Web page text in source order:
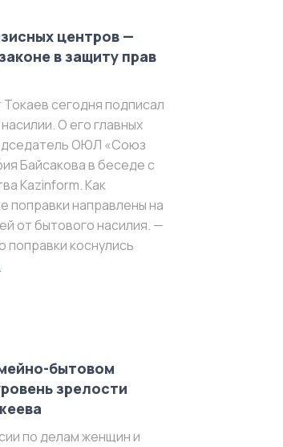
центров —
в защиту прав
сегодня подписал
О его главных
ОЮЛ «Союз
Байсакова в беседе с
Kazinform. Как
поправки направлены на
от бытового насилия. —
поправки коснулись
бытовом
зрелости
по делам женщин и